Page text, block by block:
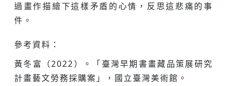
過畫作描繪下這樣矛盾的心情，反思這悲痛的事
件。
參考資料：
黃冬富（2022）。「臺灣早期書畫藏品策展研究
計畫藝文勞務採購案」，國立臺灣美術館。